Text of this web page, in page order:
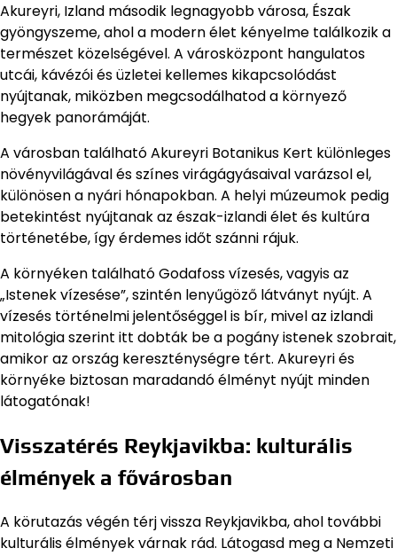
Akureyri, Izland második legnagyobb városa, Észak
gyöngyszeme, ahol a modern élet kényelme találkozik a
természet közelségével. A városközpont hangulatos
utcái, kávézói és üzletei kellemes kikapcsolódást
nyújtanak, miközben megcsodálhatod a környező
hegyek panorámáját.
A városban található Akureyri Botanikus Kert különleges
növényvilágával és színes virágágyásaival varázsol el,
különösen a nyári hónapokban. A helyi múzeumok pedig
betekintést nyújtanak az észak-izlandi élet és kultúra
történetébe, így érdemes időt szánni rájuk.
A környéken található Godafoss vízesés, vagyis az
„Istenek vízesése”, szintén lenyűgöző látványt nyújt. A
vízesés történelmi jelentőséggel is bír, mivel az izlandi
mitológia szerint itt dobták be a pogány istenek szobrait,
amikor az ország kereszténységre tért. Akureyri és
környéke biztosan maradandó élményt nyújt minden
látogatónak!
Visszatérés Reykjavikba: kulturális
élmények a fővárosban
A körutazás végén térj vissza Reykjavikba, ahol további
kulturális élmények várnak rád. Látogasd meg a Nemzeti